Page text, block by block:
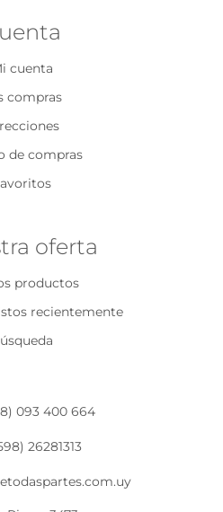
cuenta
compras
de compras
oferta
productos
recientemente
093 400 664
26281313